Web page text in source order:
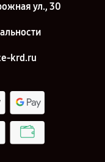
ул., 30
krd.ru